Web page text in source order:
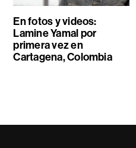
En fotos y videos:
Lamine Yamal por
primera vez en
Cartagena, Colombia